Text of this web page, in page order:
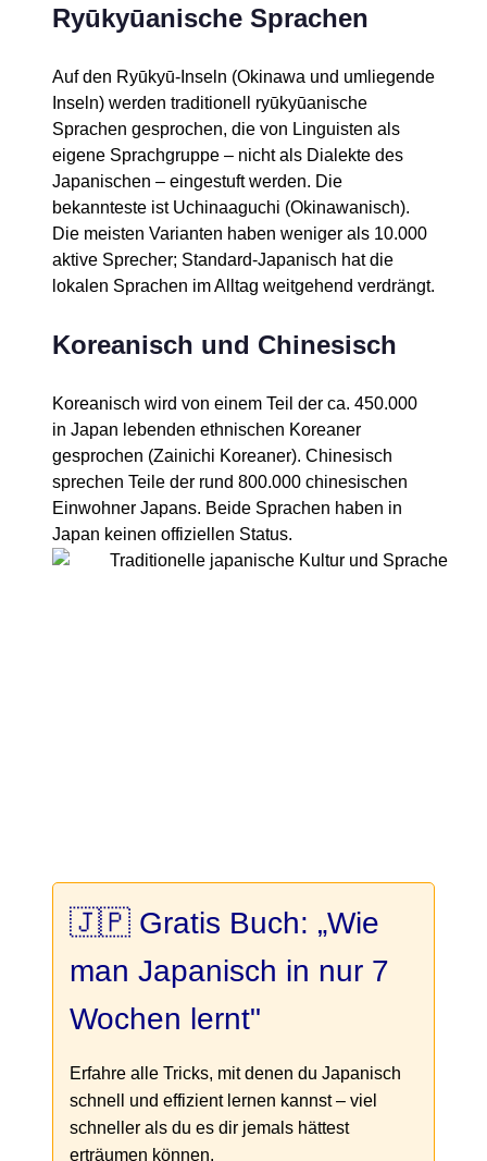
Ryūkyūanische Sprachen
Auf den Ryūkyū-Inseln (Okinawa und umliegende
Inseln) werden traditionell ryūkyūanische
Sprachen gesprochen, die von Linguisten als
eigene Sprachgruppe – nicht als Dialekte des
Japanischen – eingestuft werden. Die
bekannteste ist Uchinaaguchi (Okinawanisch).
Die meisten Varianten haben weniger als 10.000
aktive Sprecher; Standard-Japanisch hat die
lokalen Sprachen im Alltag weitgehend verdrängt.
Koreanisch und Chinesisch
Koreanisch wird von einem Teil der ca. 450.000
in Japan lebenden ethnischen Koreaner
gesprochen (Zainichi Koreaner). Chinesisch
sprechen Teile der rund 800.000 chinesischen
Einwohner Japans. Beide Sprachen haben in
Japan keinen offiziellen Status.
🇯🇵 Gratis Buch: „Wie
man Japanisch in nur 7
Wochen lernt"
Erfahre alle Tricks, mit denen du Japanisch
schnell und effizient lernen kannst – viel
schneller als du es dir jemals hättest
erträumen können.